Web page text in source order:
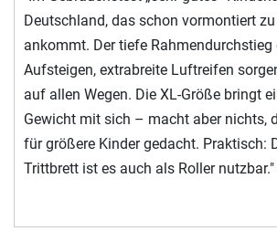
Deutschland, das schon vormontiert
ankommt. Der tiefe Rahmendurchstieg
Aufsteigen, extrabreite Luftreifen
auf allen Wegen. Die XL-Größe bringt
Gewicht mit sich – macht aber nichts,
für größere Kinder gedacht. Praktisch:
Trittbrett ist es auch als Roller nutzbar."